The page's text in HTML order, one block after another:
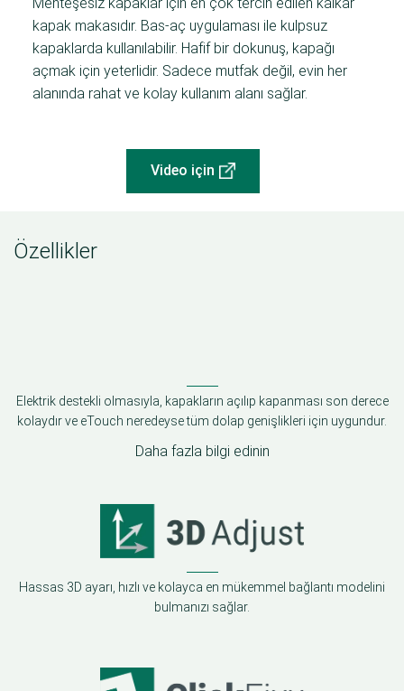
kapak makasıdır. Bas-aç uygulaması ile kulpsuz
kapaklarda kullanılabilir. Hafif bir dokunuş, kapağı
açmak için yeterlidir. Sadece mutfak değil, evin her
alanında rahat ve kolay kullanım alanı sağlar.
Video için
Özellikler
Elektrik destekli olmasıyla, kapakların açılıp kapanması son derece
kolaydır ve eTouch neredeyse tüm dolap genişlikleri için uygundur.
Daha fazla bilgi edinin
Hassas 3D ayarı, hızlı ve kolayca en mükemmel bağlantı modelini
bulmanızı sağlar.